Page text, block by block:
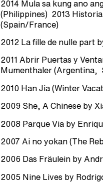
2014 Mula sa kung ano
(Philippines) 2013
(Spain/France)
2012 La fille de nulle part
2011 Abrir Puertas y
Mumenthaler (Argentina,
2010 Han Jia (Winter
2009 She, A Chinese by
2008 Parque Via by
2007 Ai no yokan (The
2006 Das Fräulein by
2005 Nine Lives by